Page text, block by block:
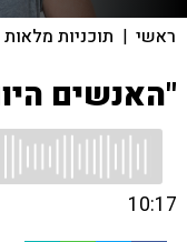
ראשי | תוכניות מלאות
"האנשים
10:17